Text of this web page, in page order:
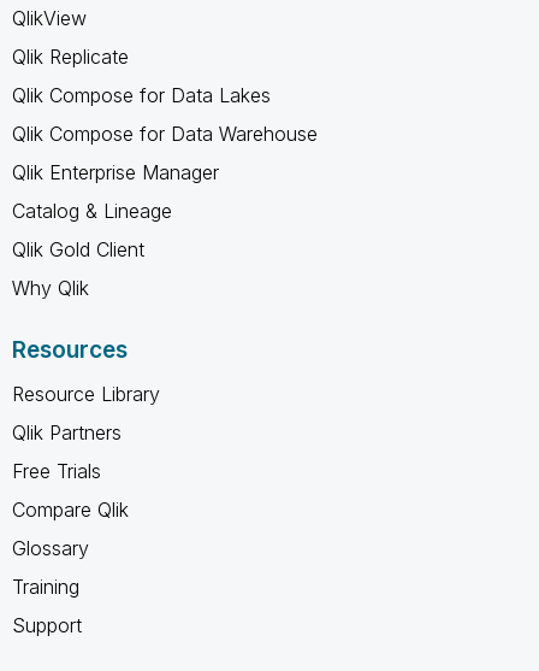
QlikView
Qlik Replicate
Qlik Compose for Data Lakes
Qlik Compose for Data Warehouse
Qlik Enterprise Manager
Catalog & Lineage
Qlik Gold Client
Why Qlik
Resources
Resource Library
Qlik Partners
Free Trials
Compare Qlik
Glossary
Training
Support